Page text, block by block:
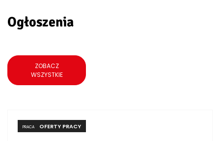
Ogłoszenia
ZOBACZ
WSZYSTKIE
PRACA OFERTY PRACY